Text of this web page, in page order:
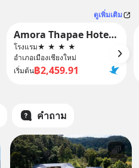
ดูเพิ่มเติม
Amora Thapae Hotel Chiang Mai
โรงแรม★ ★ ★ ★
อำเภอเมืองเชียงใหม่
เริ่มต้น฿2,459.91
คำถาม